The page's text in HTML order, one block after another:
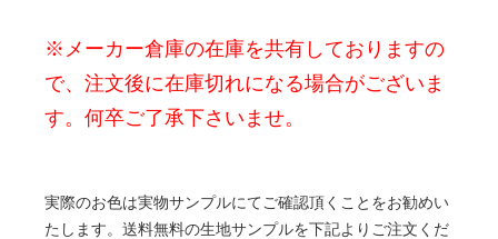
※メーカー倉庫の在庫を共有しておりますの
で、注文後に在庫切れになる場合がございま
す。何卒ご了承下さいませ。
実際のお色は実物サンプルにてご確認頂くことをお勧めい
たします。送料無料の生地サンプルを下記よりご注文くだ